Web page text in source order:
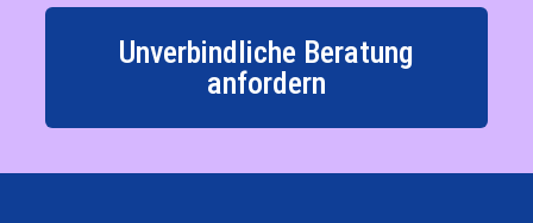
Unverbindliche Beratung
anfordern